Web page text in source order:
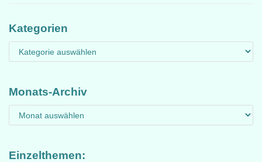
Kategorien
Monats-Archiv
Einzelthemen: